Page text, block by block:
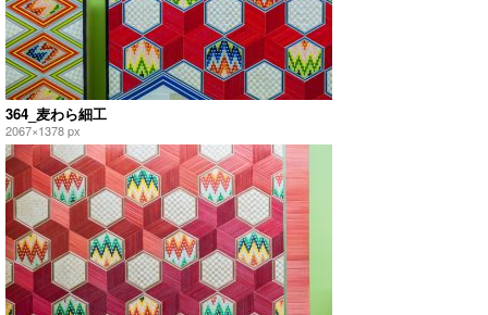
364_麦わら細工
2067×1378 px